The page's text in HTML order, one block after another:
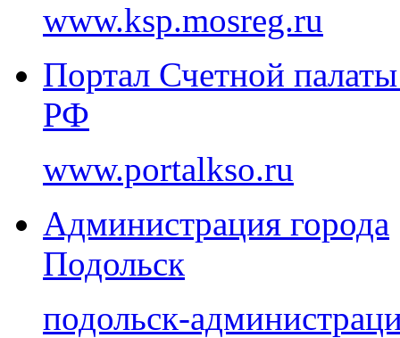
www.ksp.mosreg.ru
Портал Счетной
РФ
www.portalkso.ru
Администрация города
Подольск
подольск-